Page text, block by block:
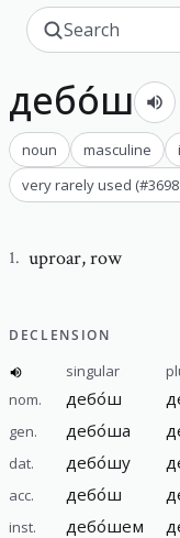
дебо́ш
noun masculine
very rarely used (#
1. uproar,row
DECLENSION
singular
nom.
дебо́ш
gen. дебо́ша
dat. дебо́шу
acc. дебо́ш
inst. дебо́шем